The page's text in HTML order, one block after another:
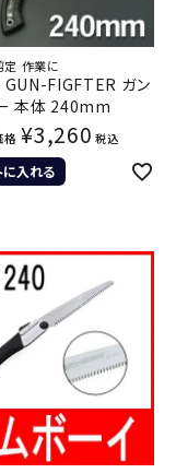
定 作業に
GUN-FIGFTER ガン
本体 240mm
格 ¥3,260 税込
に入れる